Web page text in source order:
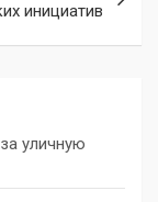
инициатив
уличную